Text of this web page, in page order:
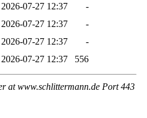
2026-07-27 12:37
-
2026-07-27 12:37
-
2026-07-27 12:37
-
2026-07-27 12:37 556
at www.schlittermann.de Port 443